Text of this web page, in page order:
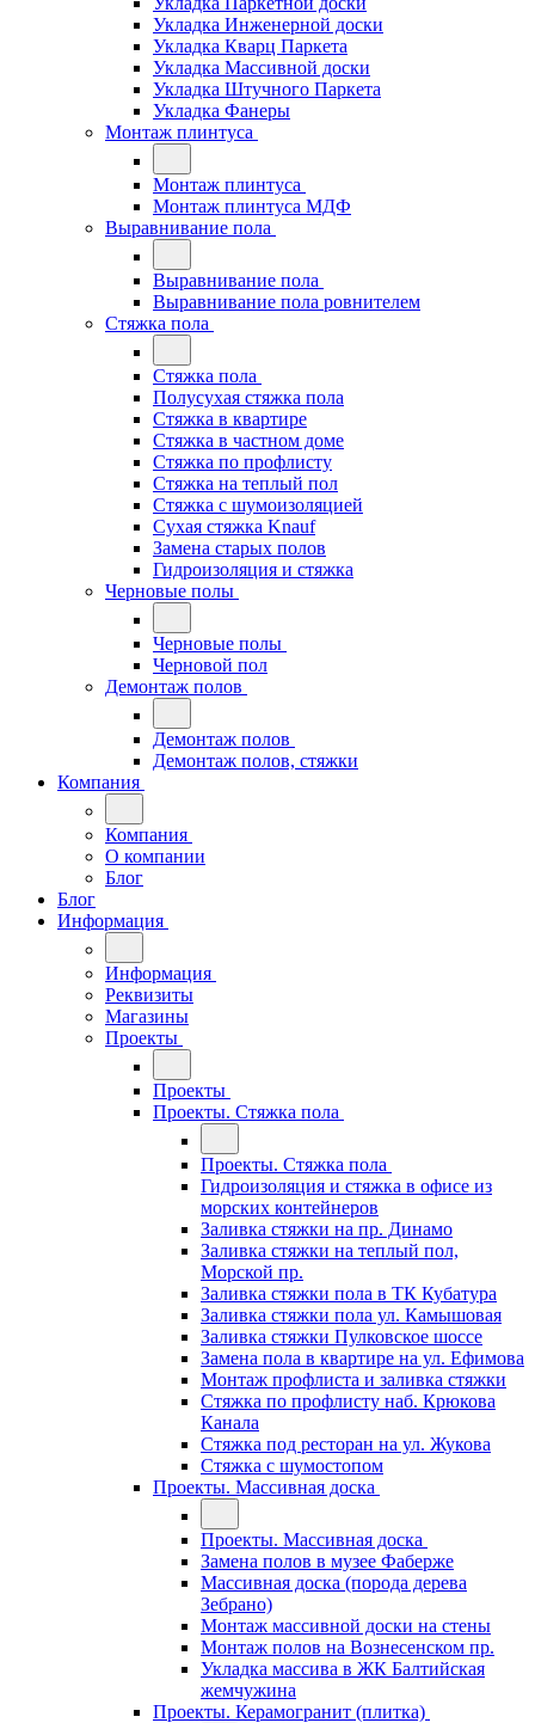
Укладка Инженерной доски
Укладка Кварц Паркета
Укладка Массивной доски
Укладка Штучного Паркета
Укладка Фанеры
Монтаж плинтуса
Монтаж плинтуса
Монтаж плинтуса МДФ
Выравнивание пола
Выравнивание пола
Выравнивание пола ровнителем
Стяжка пола
Стяжка пола
Полусухая стяжка пола
Стяжка в квартире
Стяжка в частном доме
Стяжка по профлисту
Стяжка на теплый пол
Стяжка с шумоизоляцией
Сухая стяжка Knauf
Замена старых полов
Гидроизоляция и стяжка
Черновые полы
Черновые полы
Черновой пол
Демонтаж полов
Демонтаж полов
Демонтаж полов, стяжки
Компания
Компания
О компании
Блог
Блог
Информация
Информация
Реквизиты
Магазины
Проекты
Проекты
Проекты. Стяжка пола
Проекты. Стяжка пола
Гидроизоляция и стяжка в офисе из
морских контейнеров
Заливка стяжки на пр. Динамо
Заливка стяжки на теплый пол,
Морской пр.
Заливка стяжки пола в ТК Кубатура
Заливка стяжки пола ул. Камышовая
Заливка стяжки Пулковское шоссе
Замена пола в квартире на ул. Ефимова
Монтаж профлиста и заливка стяжки
Стяжка по профлисту наб. Крюкова
Канала
Стяжка под ресторан на ул. Жукова
Стяжка с шумостопом
Проекты. Массивная доска
Проекты. Массивная доска
Замена полов в музее Фаберже
Массивная доска (порода дерева
Зебрано)
Монтаж массивной доски на стены
Монтаж полов на Вознесенском пр.
Укладка массива в ЖК Балтийская
жемчужина
Проекты. Керамогранит (плитка)